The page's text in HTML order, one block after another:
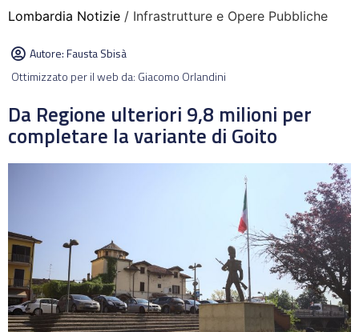
Lombardia Notizie / Infrastrutture e Opere Pubbliche
Autore:Fausta Sbisà
Ottimizzato per il web da: Giacomo Orlandini
Da Regione ulteriori 9,8 milioni per
completare la variante di Goito